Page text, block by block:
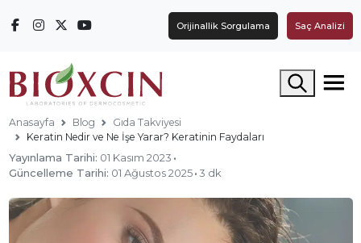
Orijinallik Sorgulama Saç Analizi
Arama yap
Anasayfa Blog
Gıda Takviyesi
Keratin Nedir ve Ne İşe Yarar? Keratinin Faydaları
Yayınlama Tarihi: 01 Kasım 2023 ·
Güncelleme Tarihi: 01 Ağustos 2025 ·3 dk